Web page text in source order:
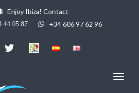
Enjoy Ibiza! Contact
44 05 87 +34 606 97 62 96